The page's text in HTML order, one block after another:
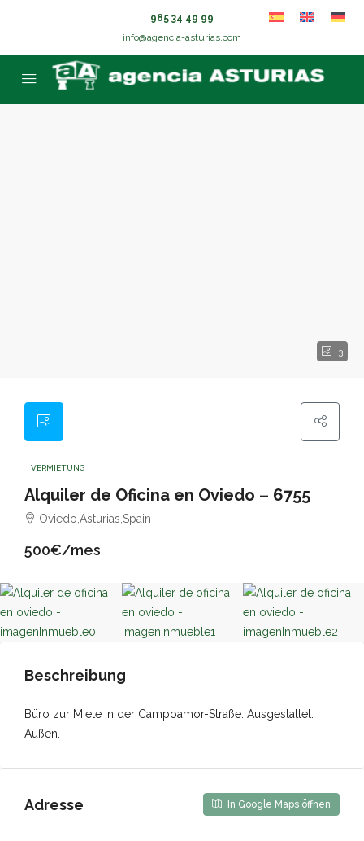
985 34 49 99
info@agencia-asturias.com
3
VERMIETUNG
Alquiler de Oficina en Oviedo – 6755
Oviedo,Asturias,Spain
500€/mes
Beschreibung
Büro zur Miete in der Campoamor-Straße. Ausgestattet.
Außen.
Adresse In Google Maps öffnen